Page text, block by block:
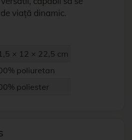
viață dinamic.
× 12 × 22,5 cm
poliuretan
poliester